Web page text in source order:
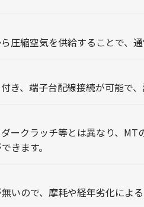
圧縮空気を供給することで、
き、端子台配線接続が可能で、
ークラッチ等とは異なり、
きます。
いので、摩耗や経年劣化によ